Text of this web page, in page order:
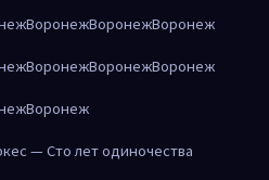
ВоронежВоронежВоронеж
ВоронежВоронежВоронеж
Воронеж
— Сто лет одиночества